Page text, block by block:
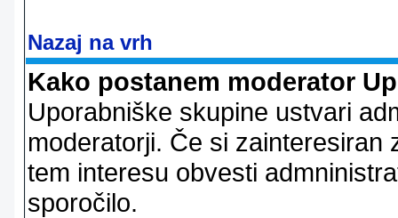
Nazaj na vrh
Kako postanem moderator
Uporabniške skupine ustvari
moderatorji. Če si
tem interesu obvesti
sporočilo.